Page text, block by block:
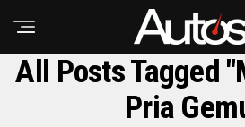
All Posts Tagged
Pria